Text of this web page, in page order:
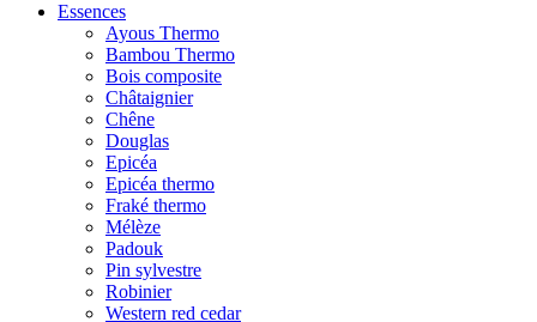
Essences
Ayous Thermo
Bambou Thermo
Bois composite
Châtaignier
Chêne
Douglas
Epicéa
Epicéa thermo
Fraké thermo
Mélèze
Padouk
Pin sylvestre
Robinier
Western red cedar